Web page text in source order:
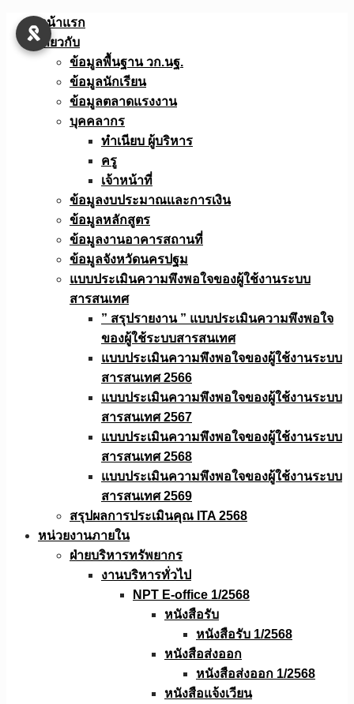
Skip
หน้าแรก
เกี่ยวกับ
ข้อมูลพื้นฐาน วก.นฐ.
ข้อมูลนักเรียน
ข้อมูลตลาดแรงงาน
บุคคลากร
ทำเนียบ ผู้บริหาร
ครู
เจ้าหน้าที่
ข้อมูลงบประมาณเเละการเงิน
ข้อมูลหลักสูตร
ข้อมูลงานอาคารสถานที่
ข้อมูลจังหวัดนครปฐม
แบบประเมินความพึงพอใจของผู้ใช้งานระบบ
สารสนเทศ
” สรุปรายงาน ” แบบประเมินความพึงพอใจ
ของผู้ใช้ระบบสารสนเทศ
แบบประเมินความพึงพอใจของผู้ใช้งานระบบ
สารสนเทศ 2566
แบบประเมินความพึงพอใจของผู้ใช้งานระบบ
สารสนเทศ 2567
แบบประเมินความพึงพอใจของผู้ใช้งานระบบ
สารสนเทศ 2568
แบบประเมินความพึงพอใจของผู้ใช้งานระบบ
สารสนเทศ 2569
สรุปผลการประเมินคุณ ITA 2568
หน่วยงานภายใน
ฝ่ายบริหารทรัพยากร
งานบริหารทั่วไป
NPT E-office 1/2568
หนังสือรับ
หนังสือรับ 1/2568
หนังสือส่งออก
หนังสือส่งออก 1/2568
หนังสือแจ้งเวียน